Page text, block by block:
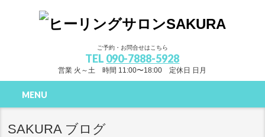
ご予約・お問合せはこちら
TEL 090-7888-5928
営業 火～土 時間 11:00〜18:00 定休日 日月
MENU
SAKURA ブログ